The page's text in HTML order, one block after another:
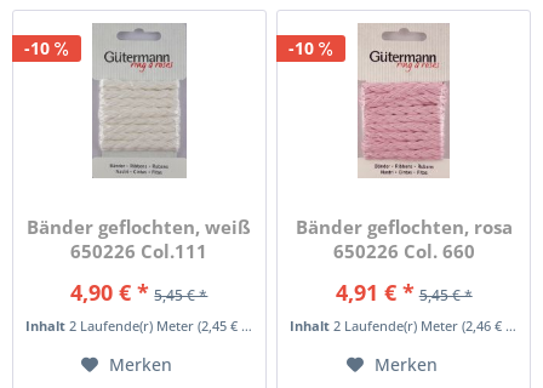
-10
Bänder geflochten, weiß
650226 Col.111
4,90 € * 5,45 € *
Inhalt2 Laufende(r) Meter(2,45 € * / 1 Laufende(r) Meter)
Merken
-10
Bänder geflochten, rosa
650226 Col. 660
4,91 € * 5,45 € *
Inhalt2 Laufende(r) Meter(2,46 € * / 1 Laufende(r) Meter)
Merken